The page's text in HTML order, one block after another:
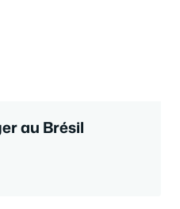
au Brésil